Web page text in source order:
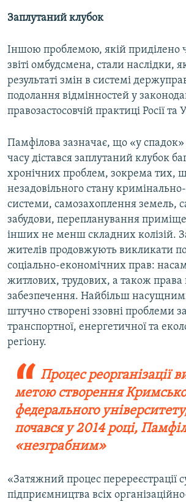
Заплутаний клубок
Іншою проблемою, якій приділено
звіті омбудсмена, стали наслідки,
результаті змін в системі
подолання відмінностей у
правозастосовчій практиці Росії та
Памфілова зазначає, що «у
часу дістався заплутаний клубок
хронічних проблем, зокрема тих,
незадовільного стану
системи, самозахоплення земель,
забудови, перепланування
інших не менш складних колізій.
жителів продовжують викликати
соціально-економічних прав:
житлових, трудових, а також права
забезпечення. Найбільш
штучно створені ззовні проблеми
транспортної, енергетичної та
регіону.
Процес реорганізації
метою створення
федерального
почався у 2014 році,
«незграбним»
«Затяжний процес перереєстрації
підприємництва всіх